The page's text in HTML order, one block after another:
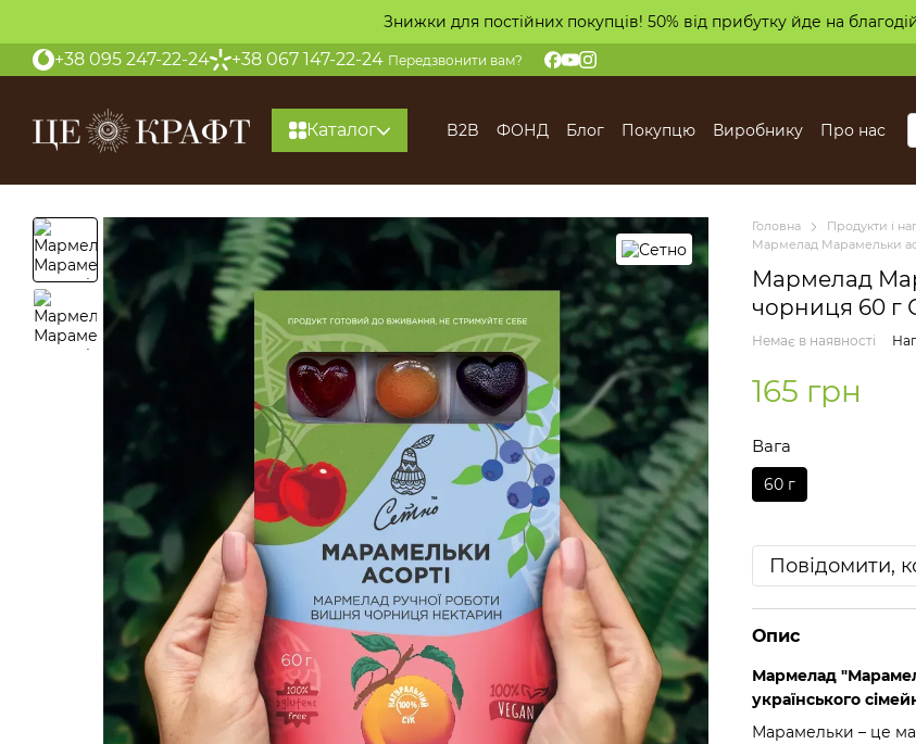
Знижки для постійних покупців! 50% від прибутку йде на
+38 095 247-22-24 +38 067 147-22-24 Передзвонити вам?
Каталог B2B ФОНД Блог Покупцю Виробнику Про нас
Головна Продукти і
Мармелад Марамельки
Мармелад
чорниця 60 г
Немає в наявності
165 грн
Вага
60 г
Повідомити,
Опис
Мармелад
українського
Марамельки – це